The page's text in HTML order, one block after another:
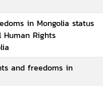
in Mongolia status
Rights
and freedoms in